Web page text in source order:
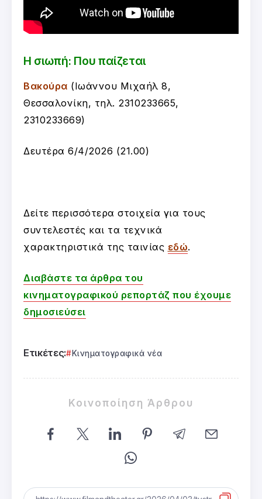
Η σιωπή: Που παίζεται
Βακούρα (Ιωάννου Μιχαήλ 8,
Θεσσαλονίκη, τηλ. 2310233665,
2310233669)
Δευτέρα 6/4/2026 (21.00)
Δείτε περισσότερα στοιχεία για τους
συντελεστές και τα τεχνικά
χαρακτηριστικά της ταινίας εδώ.
Διαβάστε τα άρθρα του
κινηματογραφικού ρεπορτάζ που έχουμε
δημοσιεύσει
Ετικέτες: Κινηματογραφικά νέα
Κοινοποίηση Άρθρου